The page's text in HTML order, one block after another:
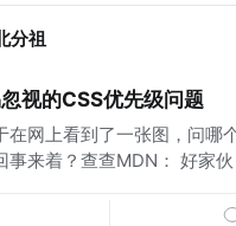
分祖
视的CSS优先级问题
在网上看到了一张图，问
事来着？查查MDN： 好家